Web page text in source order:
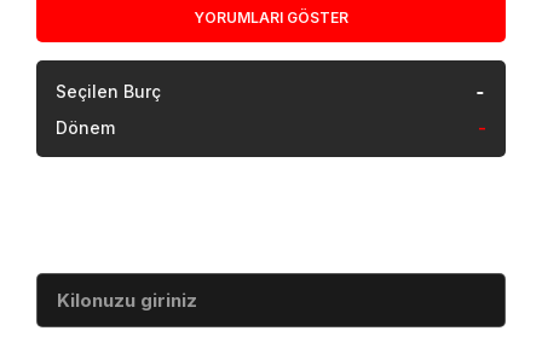
YORUMLARI GÖSTER
Seçilen Burç -
Dönem -